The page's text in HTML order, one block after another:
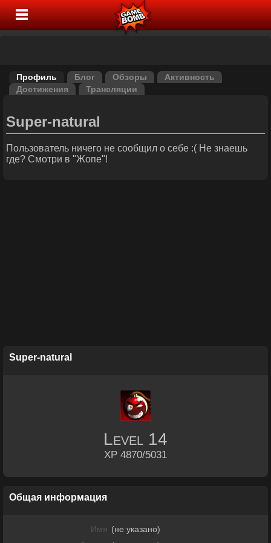
Профиль Блог Обзоры
Активность
Достижения
Трансляции
Super-natural
Пользователь ничего не сообщил о себе :( Не знаешь
где? Смотри в "Жопе"!
Super-natural
Level 14
XP 4870/5031
Общая информация
Имя (не указано)